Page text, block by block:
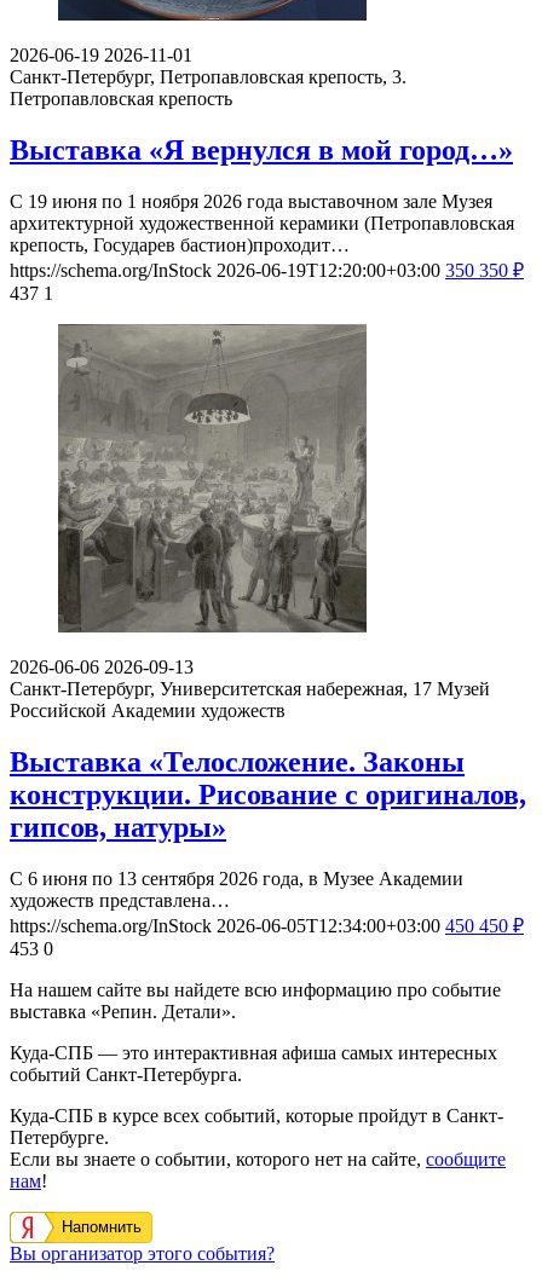
2026-06-19 2026-11-01
Санкт-Петербург, Петропавловская крепость, 3.
Петропавловская крепость
Выставка «Я вернулся в мой город…»
С 19 июня по 1 ноября 2026 года выставочном зале Музея
архитектурной художественной керамики (Петропавловская
крепость, Государев бастион)проходит…
https://schema.org/InStock 2026-06-19T12:20:00+03:00 350 350 ₽
437 1
2026-06-06 2026-09-13
Санкт-Петербург, Университетская набережная, 17 Музей
Российской Академии художеств
Выставка «Телосложение. Законы
конструкции. Рисование с оригиналов,
гипсов, натуры»
С 6 июня по 13 сентября 2026 года, в Музее Академии
художеств представлена…
https://schema.org/InStock 2026-06-05T12:34:00+03:00 450 450 ₽
453 0
На нашем сайте вы найдете всю информацию про событие
выставка «Репин. Детали».
Куда-СПБ — это интерактивная афиша самых интересных
событий Санкт-Петербурга.
Куда-СПБ в курсе всех событий, которые пройдут в Санкт-
Петербурге.
Если вы знаете о событии, которого нет на сайте, сообщите
нам!
Напомнить
Вы организатор этого события?